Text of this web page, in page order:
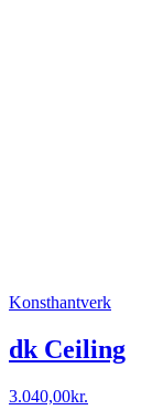
Konsthantverk
dk Ceiling
3.040,00kr.